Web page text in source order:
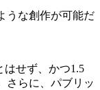
うな創作が可能だ
はせず、かつ1.5
さらに、パブリッ